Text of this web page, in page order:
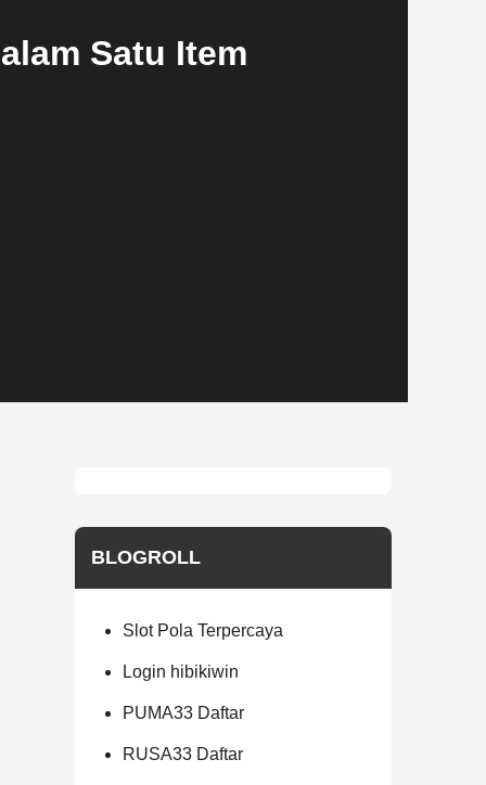
Satu Item
BLOGROLL
Slot Pola Terpercaya
Login hibikiwin
PUMA33 Daftar
RUSA33 Daftar